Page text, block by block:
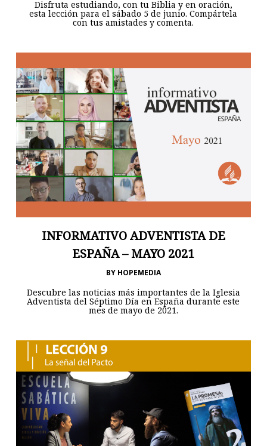
Disfruta estudiando, con tu Biblia y en oración,
esta lección para el sábado 5 de junio. Compártela
con tus amistades y comenta.
INFORMATIVO ADVENTISTA DE
ESPAÑA – MAYO 2021
BY HOPEMEDIA
Descubre las noticias más importantes de la Iglesia
Adventista del Séptimo Día en España durante este
mes de mayo de 2021.